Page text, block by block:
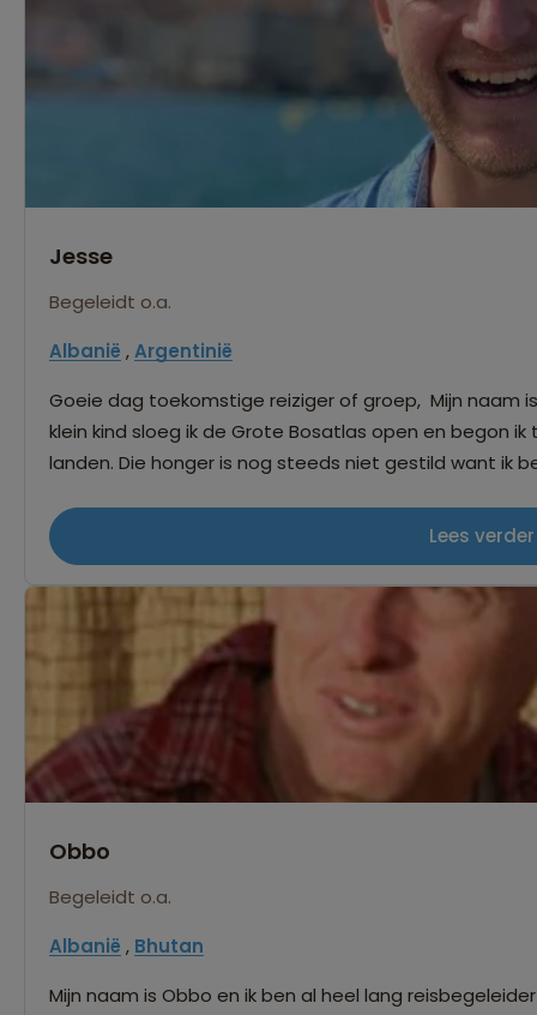
Jesse
Begeleidt o.a.
Albanië ,Argentinië
Goeie dag toekomstige reiziger of groep, Mijn naam is
klein kind sloeg ik de Grote Bosatlas open en begon
landen. Die honger is nog steeds niet gestild want ik
Ik vind dit een fijne combinatie met in Nederland zijn
reisbegeleider heb ik gewerkt in Europa, Afrika en
Bangkok. Het fijne aan reizen begeleiden is voor mij
indien nodig problemen op te lossen. Bijna alle landen zijn mijn favoriet. Mocht ik ooit de man van
mijn dromen tegen komen, dan ga ik graag nog eens
mijn vrije tijd blijf ik dichter bij huis en wandel ik
de rugzak. Ik kijk er naar uit jullie te ontmoeten en
Lees verder
Obbo
Begeleidt o.a.
Albanië , Bhutan
Mijn naam is Obbo en ik ben al heel lang